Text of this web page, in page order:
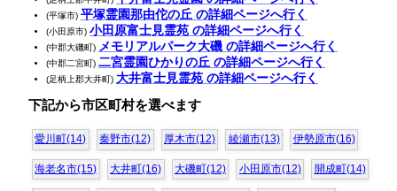
(平塚市) 平塚霊園那由佗の丘 の詳細ページへ行く
(小田原市) 小田原富士見霊苑 の詳細ページへ行く
(中郡大磯町) メモリアルパーク大磯 の詳細ページへ行く
(中郡二宮町) 二宮霊園ひかりの丘 の詳細ページへ行く
(足柄上郡大井町) 大井富士見霊苑 の詳細ページへ行く
下記から市区町村を選べます
愛川町(14) 秦野市(12) 厚木市(12) 綾瀬市(13) 伊勢原市(16)
海老名市(15) 大井町(16) 大磯町(12) 小田原市(12) 開成町(14)